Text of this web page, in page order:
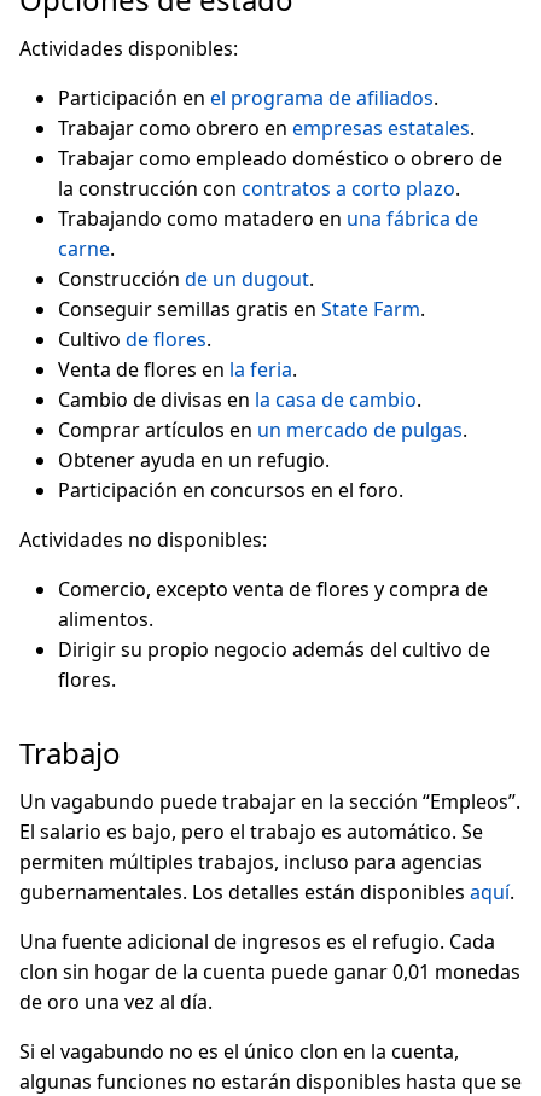
Actividades disponibles:
Participación en el programa de afiliados.
Trabajar como obrero en empresas estatales.
Trabajar como empleado doméstico o obrero de
la construcción con contratos a corto plazo.
Trabajando como matadero en una fábrica de
carne.
Construcción de un dugout.
Conseguir semillas gratis en State Farm.
Cultivo de flores.
Venta de flores en la feria.
Cambio de divisas en la casa de cambio.
Comprar artículos en un mercado de pulgas.
Obtener ayuda en un refugio.
Participación en concursos en el foro.
Actividades no disponibles:
Comercio, excepto venta de flores y compra de
alimentos.
Dirigir su propio negocio además del cultivo de
flores.
Trabajo
Un vagabundo puede trabajar en la sección “Empleos”.
El salario es bajo, pero el trabajo es automático. Se
permiten múltiples trabajos, incluso para agencias
gubernamentales. Los detalles están disponibles aquí.
Una fuente adicional de ingresos es el refugio. Cada
clon sin hogar de la cuenta puede ganar 0,01 monedas
de oro una vez al día.
Si el vagabundo no es el único clon en la cuenta,
algunas funciones no estarán disponibles hasta que se